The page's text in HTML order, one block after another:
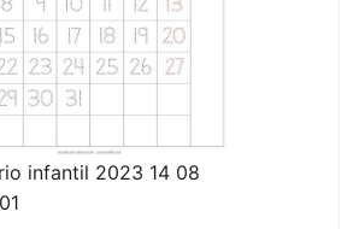
infantil 2023 14 08